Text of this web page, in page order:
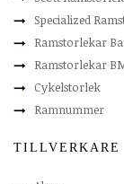
Specialized
Ramstorlekar
Ramstorlekar
Cykelstorlek
Ramnummer
TILLVERKARE